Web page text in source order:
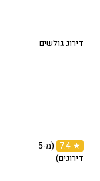
דירוג גולשים
★ 7.4
(מ-5
דירוגים)